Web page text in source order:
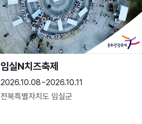
임실N치즈축제
2026.10.08~2026.10.11
전북특별자치도 임실군